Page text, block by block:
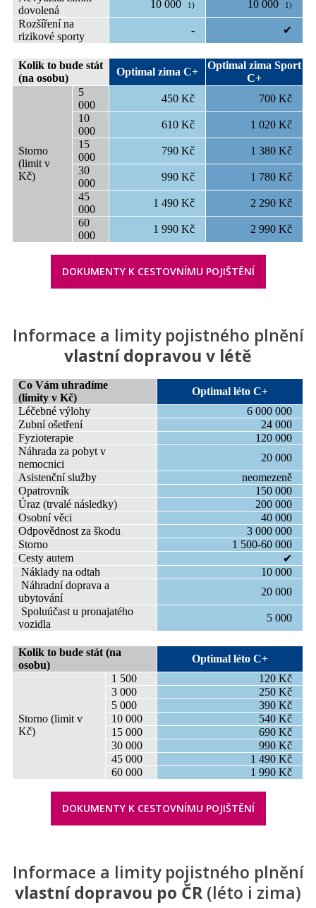
dovolená
10 000 1) 10 000 1)
Rozšíření na
rizikové sporty
- ✔
Kolik to bude stát
(na osobu)
Optimal zima C+
Optimal zima Sport
C+
Storno
(limit v
Kč)
5
000
450 Kč
700 Kč
10
000
610 Kč
1 020 Kč
15
000
790 Kč
1 380 Kč
30
000
990 Kč
1 780 Kč
45
000
1 490 Kč
2 290 Kč
60
000
1 990 Kč 2 990 Kč
DOKUMENTY K CESTOVNÍMU POJIŠTĚNÍ
Informace a limity pojistného plnění
vlastní dopravou v létě
Co Vám uhradíme
(limity v Kč)
Optimal léto C+
Léčebné výlohy
6 000 000
Zubní ošetření
24 000
Fyzioterapie
120 000
Náhrada za pobyt v
nemocnici
20 000
Asistenční služby
neomezeně
Opatrovník
150 000
Úraz (trvalé následky)
200 000
Osobní věci
40 000
Odpovědnost za škodu
3 000 000
Storno
1 500-60 000
Cesty autem
✔
Náklady na odtah
10 000
Náhradní doprava a
ubytování
20 000
Spoluúčast u pronajatého
vozidla
5 000
Kolik to bude stát (na
osobu)
Optimal léto C+
Storno (limit v
Kč)
1 500
120 Kč
3 000
250 Kč
5 000
390 Kč
10 000
540 Kč
15 000
690 Kč
30 000
990 Kč
45 000
1 490 Kč
60 000
1 990 Kč
DOKUMENTY K CESTOVNÍMU POJIŠTĚNÍ
Informace a limity pojistného plnění
vlastní dopravou po ČR (léto i zima)